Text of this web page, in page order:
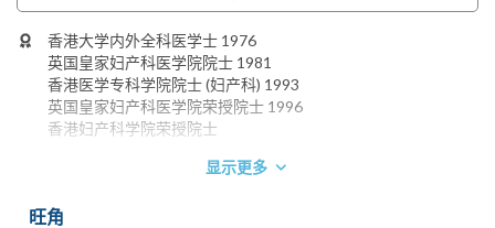
香港大学内外全科医学士 1976
英国皇家妇产科医学院院士 1981
香港医学专科学院院士 (妇产科) 1993
英国皇家妇产科医学院荣授院士 1996
香港妇产科学院荣授院士
显示更多
旺角